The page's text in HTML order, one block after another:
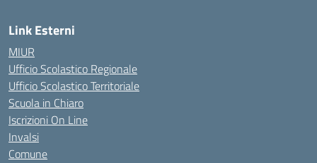
Link Esterni
MIUR
Ufficio Scolastico Regionale
Ufficio Scolastico Territoriale
Scuola in Chiaro
Iscrizioni On Line
Invalsi
Comune